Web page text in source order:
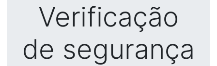
Verificação
de segurança